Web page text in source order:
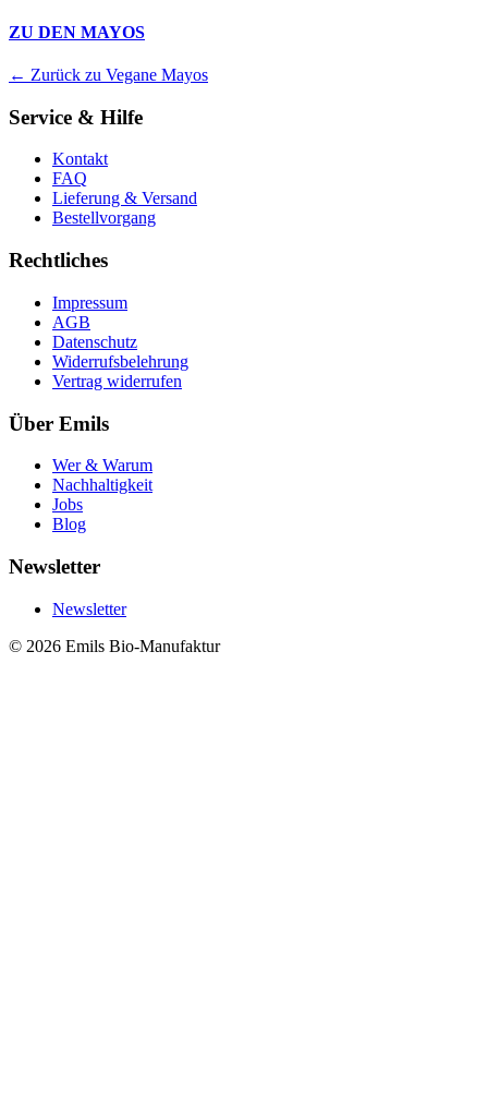
ZU DEN MAYOS
← Zurück zu Vegane Mayos
Service & Hilfe
Kontakt
FAQ
Lieferung & Versand
Bestellvorgang
Rechtliches
Impressum
AGB
Datenschutz
Widerrufsbelehrung
Vertrag widerrufen
Über Emils
Wer & Warum
Nachhaltigkeit
Jobs
Blog
Newsletter
Newsletter
© 2026 Emils Bio-Manufaktur